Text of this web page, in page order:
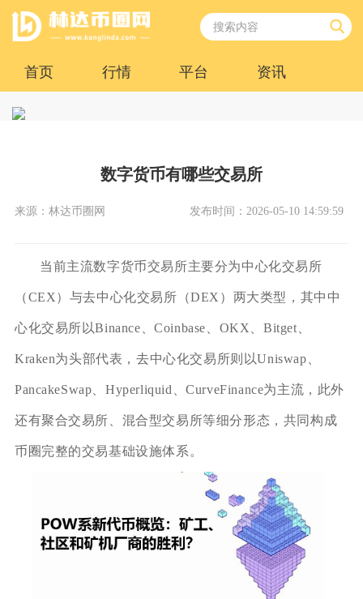
首页 行情 平台 资讯
数字货币有哪些交易所
来源：林达币圈网 发布时间：2026-05-10 14:59:59
当前主流数字货币交易所主要分为中心化交易所
（CEX）与去中心化交易所（DEX）两大类型，其中中
心化交易所以Binance、Coinbase、OKX、Bitget、
Kraken为头部代表，去中心化交易所则以Uniswap、
PancakeSwap、Hyperliquid、CurveFinance为主流，此外
还有聚合交易所、混合型交易所等细分形态，共同构成
币圈完整的交易基础设施体系。